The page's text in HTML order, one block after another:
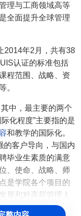
理与工商领域高等
全面提升全球管理
年2月，共有38
认证的标准包括
程范围、战略、资
。
中，最主要的两个
化程度”主要指的是
和教学的国际化。
的客户导向，与国内
毕业生素质的满意
、使命、战略、师
是学院各个项目的
展和对高层管理人